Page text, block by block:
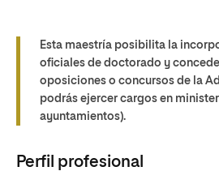
Esta maestría posibilita la
oficiales de doctorado y
oposiciones o concursos de la
podrás ejercer cargos en
ayuntamientos).
Perfil profesional